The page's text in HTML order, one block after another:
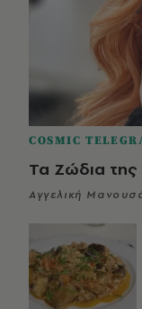
COSMIC
Τα Ζώδια
Αγγελική